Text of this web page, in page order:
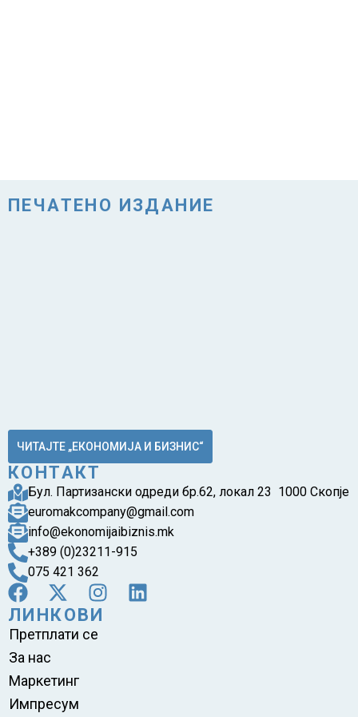
ПЕЧАТЕНО ИЗДАНИЕ
ЧИТАЈТЕ „ЕКОНОМИЈА И БИЗНИС“
КОНТАКТ
Бул. Партизански одреди бр.62, локал 23 1000 Скопје
euromakcompany@gmail.com
info@ekonomijaibiznis.mk
+389 (0)23211-915
075 421 362
ЛИНКОВИ
Претплати се
За нас
Маркетинг
Импресум